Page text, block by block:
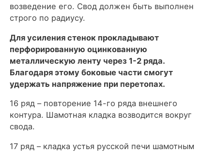
возведение его. Свод должен быть выполнен
строго по радиусу.
Для усиления стенок прокладывают
перфорированную оцинкованную
металлическую ленту через 1-2 ряда.
Благодаря этому боковые части смогут
удержать напряжение при перетопах.
16 ряд – повторение 14-го ряда внешнего
контура. Шамотная кладка возводится вокруг
свода.
17 ряд – кладка устья русской печи шамотным